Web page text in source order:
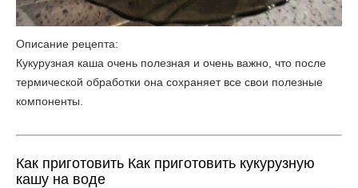
Описание рецепта:
Кукурузная каша очень полезная и очень важно, что после
термической обработки она сохраняет все свои полезные
компоненты.
Как приготовить Как приготовить кукурузную
кашу на воде